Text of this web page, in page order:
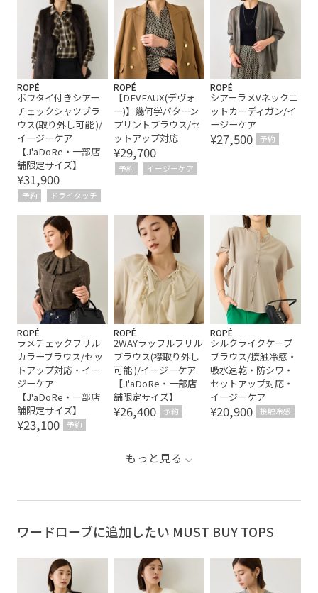
フラップポケット ブラウス ワイドパンツ 上品
伸縮性 夏の機能素材アイテム 夏場でも快適 幅広
快適 抜け感 清涼感 自宅で洗える 落ち感
限定カラー
ROPÉ
ボウタイ付きシアー
チェックシャツブラ
ウス(取り外し可能 )/
イージーケア
【J'aDoRe・一部店
舗限定サイズ】
¥31,900
予約 ドライタッチ
ROPÉ
【DEVEAUX(デヴォ
ー)】幾何学パターン
プリントブラウス/セ
ットアップ対応
¥29,700
予約 イージーケア
ROPÉ
シアーラメVネックニ
ットカーディガン/イ
ージーケア
¥27,500 予約
ROPÉ
ラメチェックフリル
カラーブラウス/セッ
トアップ対応・イー
ジーケア
【J'aDoRe・一部店
舗限定サイズ】
¥23,100 予約
ROPÉ
2WAYラッフルフリル
ブラウス(襟取り外し
可能 )/イージーケア
【J'aDoRe・一部店
舗限定サイズ】
¥26,400 予約
ROPÉ
シルクライクケープ
ブラウス/接触冷感・
吸水速乾・防シワ・
セットアップ対応・
イージーケア
¥20,900 接触冷感
もっと見る
ワードローブに追加したい MUST BUY TOPS